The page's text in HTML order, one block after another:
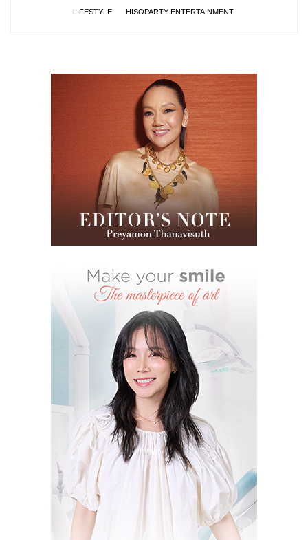
LIFESTYLE HISOPARTY ENTERTAINMENT